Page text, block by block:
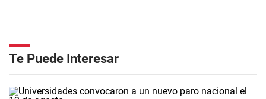
Te Puede Interesar